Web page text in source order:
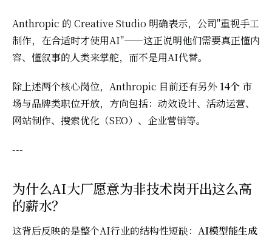
Anthropic 的 Creative Studio 明确表示，公司"重视手工
制作，在合适时才使用AI"——这正说明他们需要真正懂内
容、懂叙事的人类来掌舵，而不是用AI代替。
除上述两个核心岗位，Anthropic 目前还有另外 14个 市
场与品牌类职位开放，方向包括：动效设计、活动运营、
网站制作、搜索优化（SEO）、企业营销等。
---
为什么AI大厂愿意为非技术岗开出这么高
的薪水？
这背后反映的是整个AI行业的结构性短缺： AI模型能生成